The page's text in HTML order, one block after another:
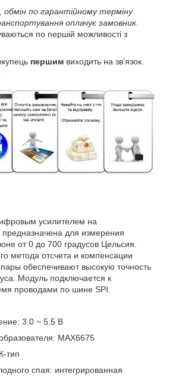
обмін по гарантійному терміну
оплачує замовник.
по першій можливості з
першим виходить на зв'язок.
усилителем на
предназначена для измерения
от 0 до 700 градусов Цельсия.
метода отсчета и компенсации
обеспечивают высокую точность
Модуль подключается к
проводами по шине SPI.
3.0 ~ 5.5 В
MAX6675
тип
спая: интегрированная